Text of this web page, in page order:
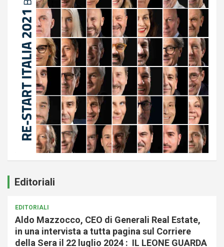
Editoriali
EDITORIALI
Aldo Mazzocco, CEO di Generali Real Estate,
in una intervista a tutta pagina sul Corriere
della Sera il 22 luglio 2024 : IL LEONE GUARDA